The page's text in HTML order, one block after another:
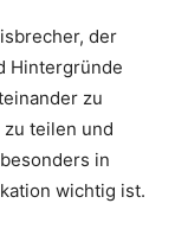
der
Hintergründe
zu
teilen und
in
wichtig ist.